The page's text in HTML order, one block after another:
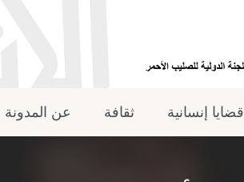
قضايا إنسانية ثقافة عن المدونة